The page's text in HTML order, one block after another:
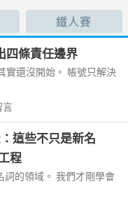
鐵人賽
四條責任邊界
實還沒開始。 帳號只解決
言
這些不只是新名
程
的領域。 我們才剛學會